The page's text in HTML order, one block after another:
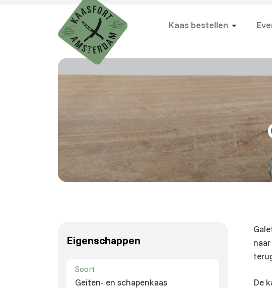
Kaas bestellen
Eigenschappen
Soort
Geiten- en schapenkaas
De